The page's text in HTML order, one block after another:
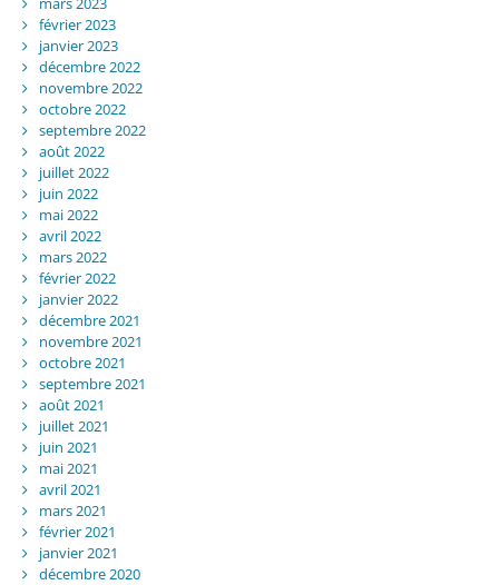
février 2023
janvier 2023
décembre 2022
novembre 2022
octobre 2022
septembre 2022
août 2022
juillet 2022
juin 2022
mai 2022
avril 2022
mars 2022
février 2022
janvier 2022
décembre 2021
novembre 2021
octobre 2021
septembre 2021
août 2021
juillet 2021
juin 2021
mai 2021
avril 2021
mars 2021
février 2021
janvier 2021
décembre 2020